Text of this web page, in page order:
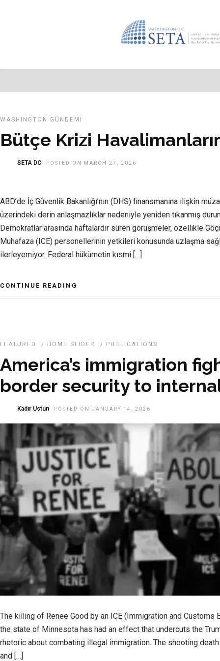
WASHINGTON GÜNDEMI
Bütçe Krizi
SETA DC POSTED ON MARCH 27, 2026
ABD’de İç Güvenlik Bakanlığı’nın (DHS) finansmanına ilişkin
üzerindeki derin anlaşmazlıklar nedeniyle yeniden tıkanmış
Demokratlar arasında haftalardır süren görüşmeler, özellikle
Muhafaza (ICE) personellerinin yetkileri konusunda uzlaşma
ilerleyemiyor. Federal hükümetin kısmi […]
CONTINUE READING
FEATURED / HOME SLIDER / PUBLICATIONS
America’s immigration
border security to
Kadir Ustun POSTED ON JANUARY 14, 2026
The killing of Renee Good by an ICE (Immigration and Customs
the state of Minnesota has had an effect that undercuts the
rhetoric about combating illegal immigration. The shooting
and […]